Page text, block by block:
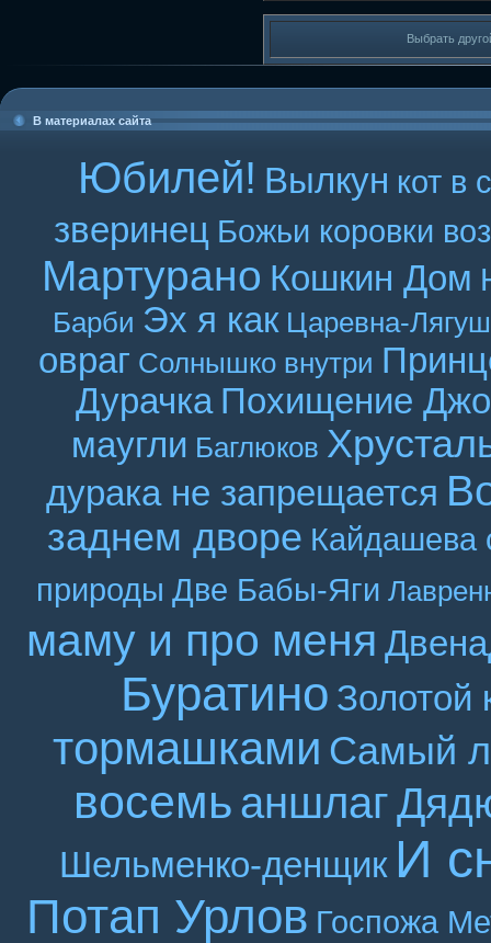
Выбрать
В материалах сайта
Юбилей! Вылкун кот в
зверинец Божьи коровки
Мартурано Кошкин Дом
Барби Эх я как Царевна-
овраг Солнышко внутри
Дурачка Похищение
маугли Баглюков
дурака не запрещается
заднем дворе Кайдашева
природы Две Бабы-Яги
маму и про меня
Буратино Золотой
тормашками Самый
восемьаншлаг
Шельменко-денщик И
Потап Урлов Госпожа